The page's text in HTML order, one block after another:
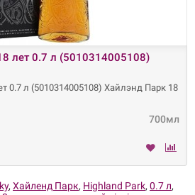
лет 0.7 л (5010314005108)
0.7 л (5010314005108) Хайлэнд Парк 18
700мл
, Хайленд Парк, Highland Park, 0.7 л,